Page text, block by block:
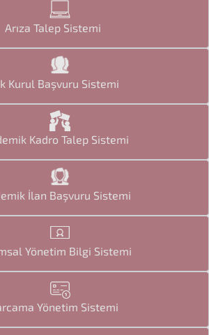
Arıza Talep Sistemi
Kurul Başvuru Sistemi
Kadro Talep Sistemi
İlan Başvuru Sistemi
Yönetim Bilgi Sistemi
Yönetim Sistemi